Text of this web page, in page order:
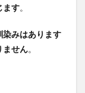
ます。
染みはあります
ません。